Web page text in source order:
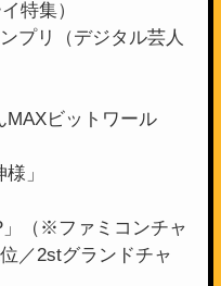
特集）
プリ（デジタル芸人
MAXビットワール
」
」（※ファミコンチャ
／2stグランドチャ